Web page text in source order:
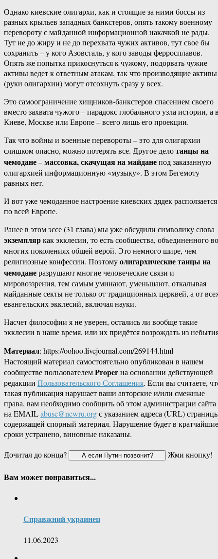
Однако киевские олигархи, как и стоящие за ними боссы из
разных крыльев западных банкстеров, опять такому военному
перевороту с майданной информационной накачкой не рады.
Тут не до жиру и не до перехвата чужих активов, тут свое бы
сохранить – у кого Азовсталь, у кого заводы ферросплавов.
Опять же попытка прикоснуться к чужому, подорвать чужие
активы ведет к ответным атакам, так что производящие активы
(руки олигархии) могут отсохнуть сразу у всех.
Это самоограничение хищников-банкстеров спасением своего
вместо захвата чужого – парадокс глобального узла истории, а
Киеве, Москве или Европе – всего лишь его проекции.
Так что войны и военные перевороты – это для олигархии
слишком опасно, можно потерять все. Другое делотанцы на
чемодане–массовка, скачущая на майданепод заказанную
олигархией информационную «музыку». В этом Бегемоту
равных нет.
И вот уже чемоданное настроение киевских дядек расползается
по всей Европе.
Ранее в этом эссе (31 глава) мы уже обсудили символику слова
экземпляркак экклесии, то есть сообщества, объединенного во
многих поколениях общей верой. Это немного шире, чем
религиозные конфессии. Поэтомуолигархические танцы на
чемоданеразрушают многие человеческие связи и
мировоззрения, тем самым уминают, уменьшают, откалывая
майданные секты не только от традиционных церквей, а от
евангельских экклесий, включая науки.
Насчет философии я не уверен, остались ли вообще такие
экклесии в наше время, или их придётся возрождать из
Материал: https://oohoo.livejournal.com/269144.html
Настоящий материал самостоятельно опубликован в нашем
сообществе пользователемProperна основании действующей
редакции Пользовательского Соглашения. Если вы считаете,
такая публикация нарушает ваши авторские и/или смежные
права, вам необходимо сообщить об этом администрации сайта
на EMAILabuse@newru.orgс указанием адреса (URL)
содержащей спорный материал. Нарушение будет в кратчайшие
сроки устранено, виновные наказаны.
Дочитал до конца?
Жми кнопку!
Вам может понравиться...
Справжний украинец
11.06.2023